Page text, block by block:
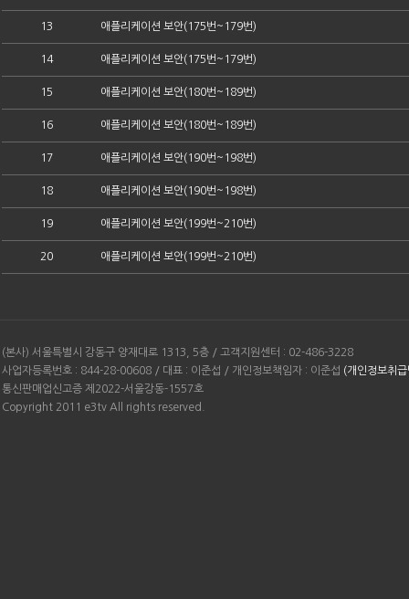
13 애플리케이션 보안(175번~179번)
14 애플리케이션 보안(175번~179번)
15 애플리케이션 보안(180번~189번)
16 애플리케이션 보안(180번~189번)
17 애플리케이션 보안(190번~198번)
18 애플리케이션 보안(190번~198번)
19 애플리케이션 보안(199번~210번)
20 애플리케이션 보안(199번~210번)
(본사) 서울특별시 강동구 양재대로 1313, 5층 / 고객지원센터 : 02-486-3228
사업자등록번호 : 844-28-00608 / 대표 : 이준섭 / 개인정보책임자 : 이준섭 (개인정보취
통신판매업신고증 제2022-서울강동-1557호
Copyright 2011 e3tv All rights reserved.